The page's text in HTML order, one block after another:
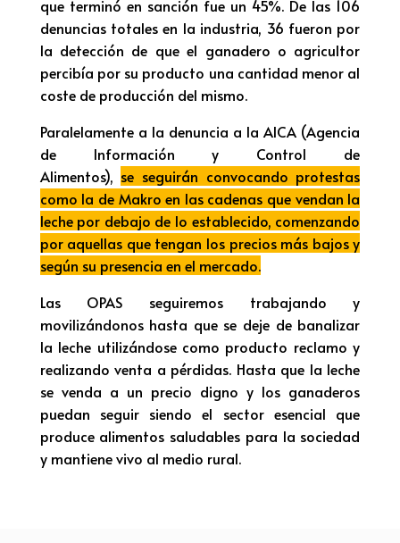
que terminó en sanción fue un 45%. De las 106
denuncias totales en la industria, 36 fueron por
la detección de que el ganadero o agricultor
percibía por su producto una cantidad menor al
coste de producción del mismo.
Paralelamente a la denuncia a la AICA (Agencia
de Información y Control de
Alimentos), se seguirán convocando protestas
como la de Makro en las cadenas que vendan la
leche por debajo de lo establecido, comenzando
por aquellas que tengan los precios más bajos y
según su presencia en el mercado.
Las OPAS seguiremos trabajando y
movilizándonos hasta que se deje de banalizar
la leche utilizándose como producto reclamo y
realizando venta a pérdidas. Hasta que la leche
se venda a un precio digno y los ganaderos
puedan seguir siendo el sector esencial que
produce alimentos saludables para la sociedad
y mantiene vivo al medio rural.